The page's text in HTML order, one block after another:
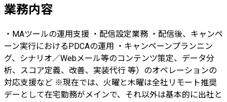
業務内容
・MAツールの運用支援 ・配信設定業務 ・配信後、キャンペ
ーン実行におけるPDCAの運用 ・キャンペーンプランニン
グ、シナリオ／Webメール等のコンテンツ策定、データ分
析、スコア定義、改善、実装代行 等）のオペレーションの
対応支援など ※現在では、火曜と木曜は全社リモート推奨
デーとして在宅勤務がメインで、それ以外は基本的に出社と